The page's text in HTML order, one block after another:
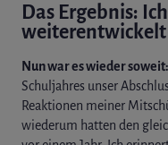
Das Ergebnis:
weiterentwickelt
Nun war es wieder soweit:
Schuljahres unser
Reaktionen meiner
wiederum hatten den